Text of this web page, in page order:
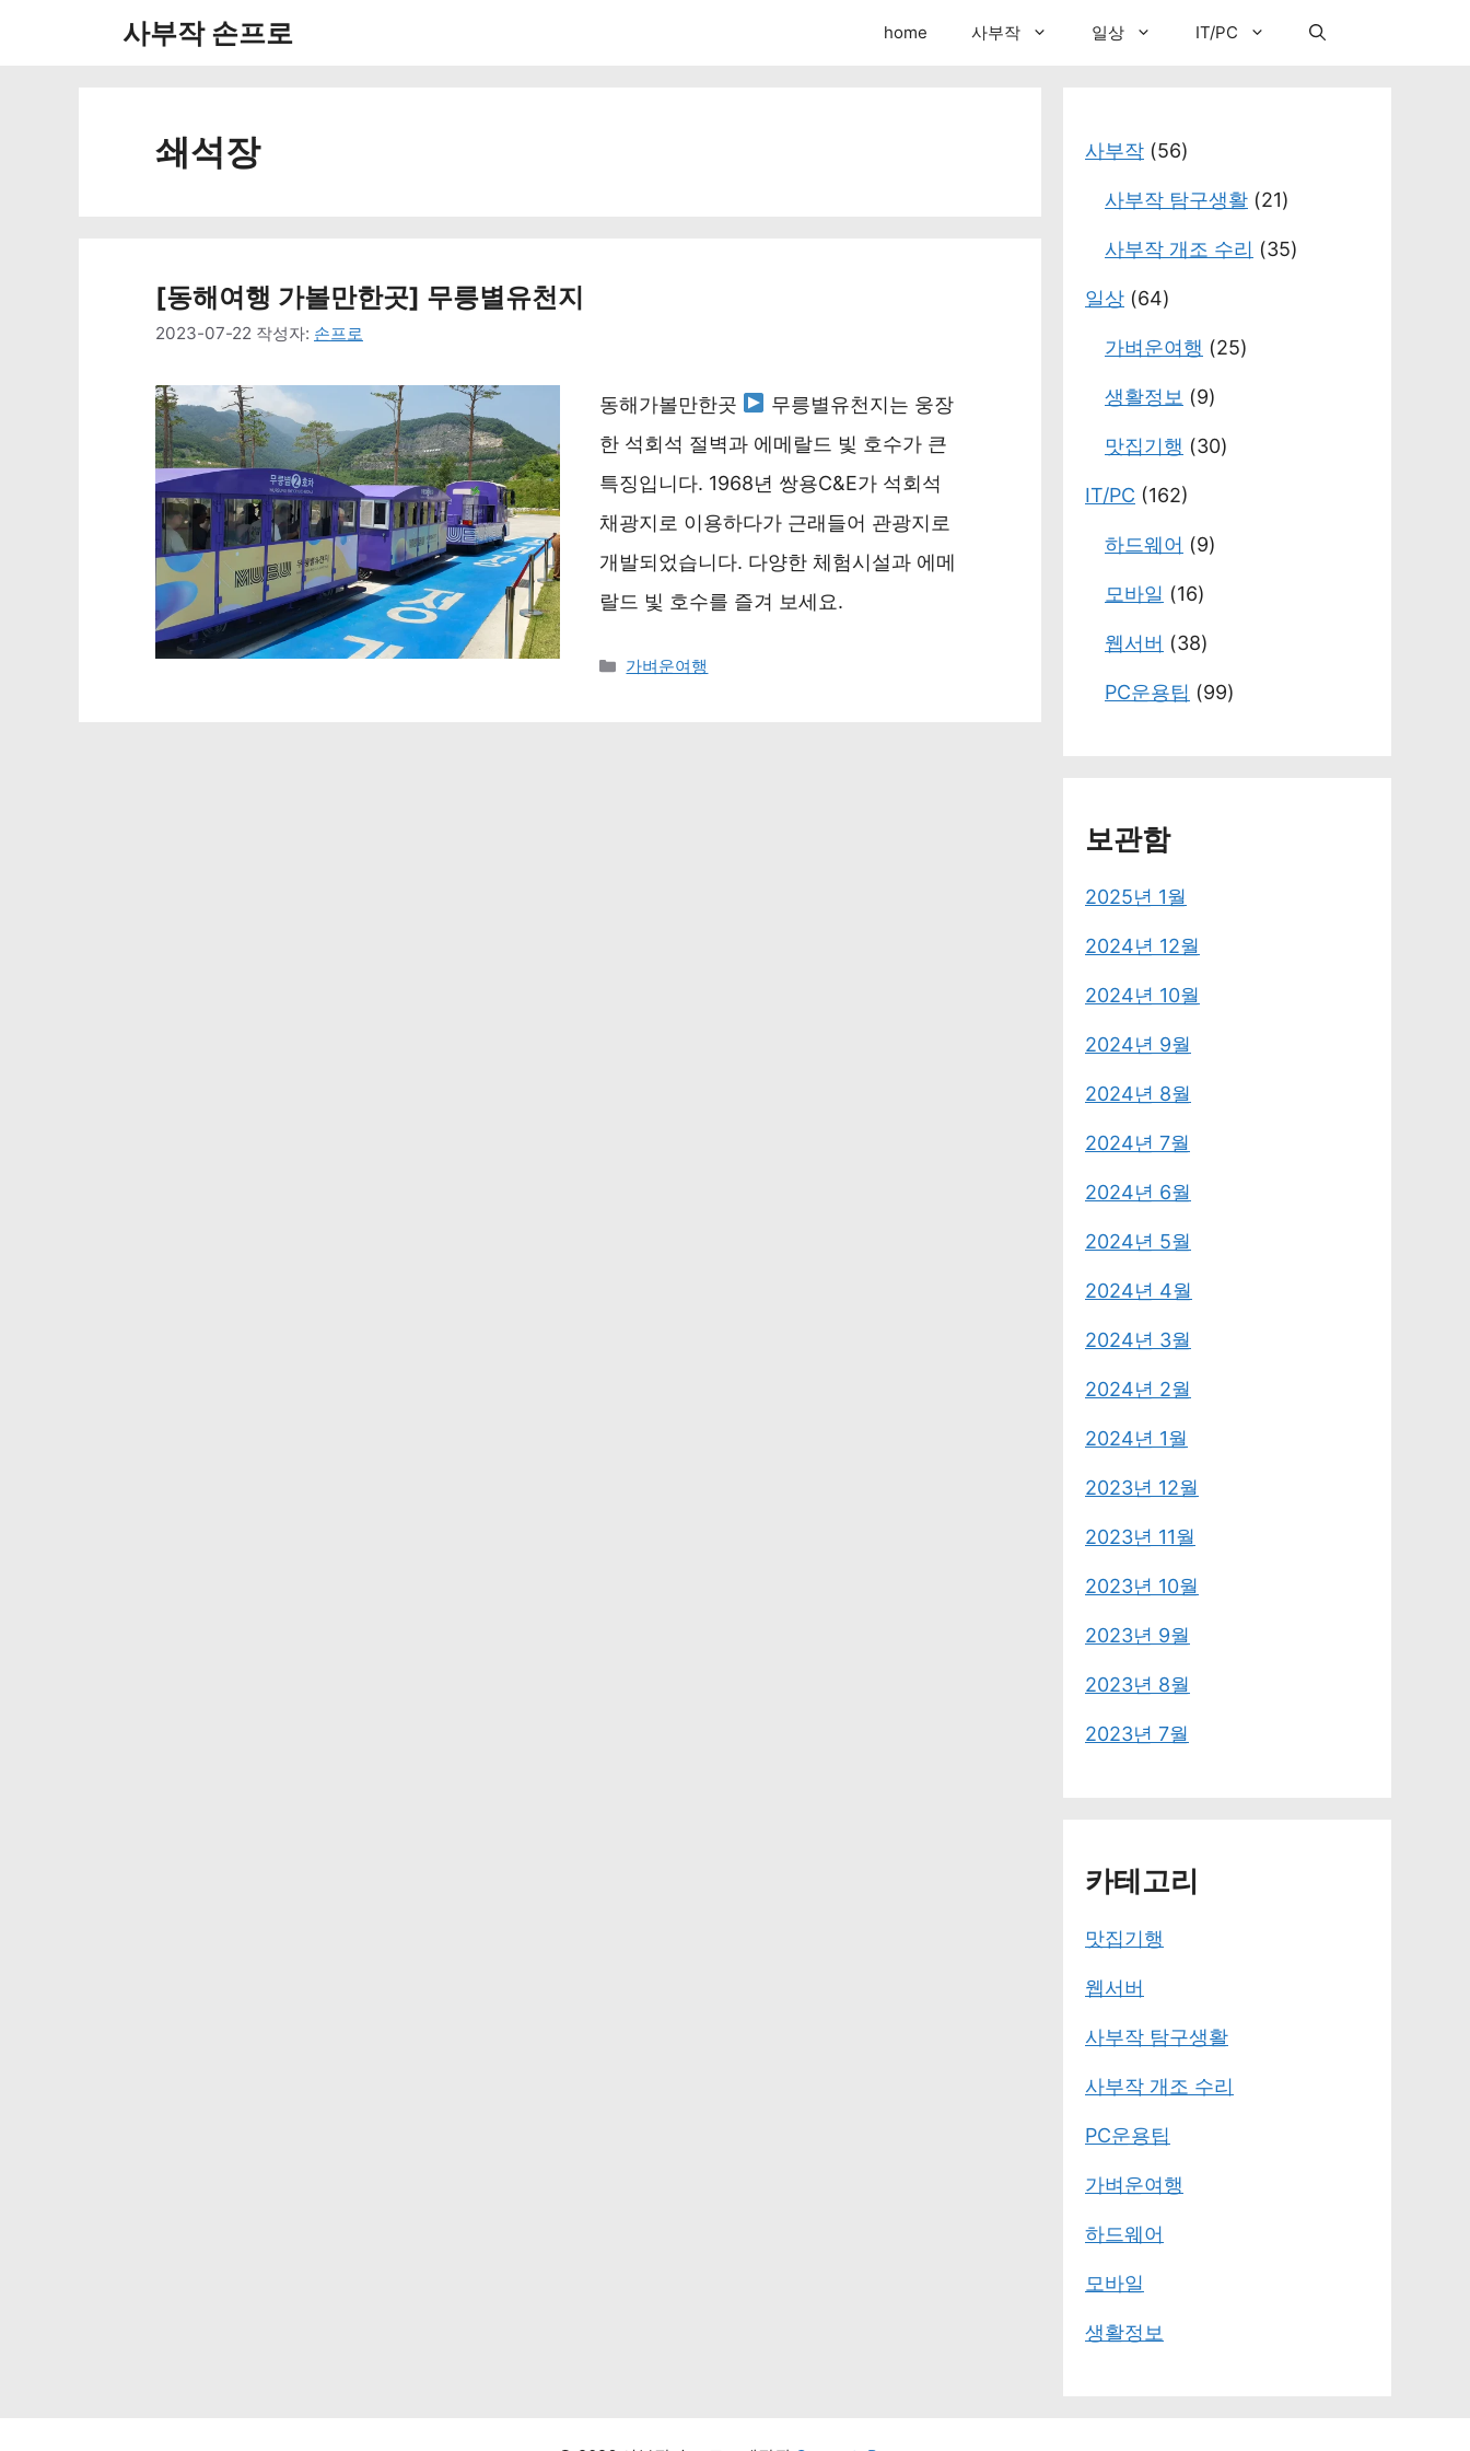
사부작 손프로 home 사부작 일상 IT/PC
쇄석장
[동해여행 가볼만한곳] 무릉별유천지
2023-07-22 작성자: 손프로
동해가볼만한곳
무릉별유천지는 웅장
한 석회석 절벽과 에메랄드 빛 호수가 큰
특징입니다. 1968년 쌍용C&E가 석회석
채광지로 이용하다가 근래들어 관광지로
개발되었습니다. 다양한 체험시설과 에메
랄드 빛 호수를 즐겨 보세요.
카
가벼운여행
사부작 (56)
사부작 탐구생활 (21)
사부작 개조 수리 (35)
일상 (64)
가벼운여행 (25)
생활정보 (9)
맛집기행 (30)
IT/PC (162)
하드웨어 (9)
모바일 (16)
웹서버 (38)
PC운용팁 (99)
보관함
2025년 1월
2024년 12월
2024년 10월
2024년 9월
2024년 8월
2024년 7월
2024년 6월
2024년 5월
2024년 4월
2024년 3월
2024년 2월
2024년 1월
2023년 12월
2023년 11월
2023년 10월
2023년 9월
2023년 8월
2023년 7월
카테고리
맛집기행
웹서버
사부작 탐구생활
사부작 개조 수리
PC운용팁
가벼운여행
하드웨어
모바일
생활정보